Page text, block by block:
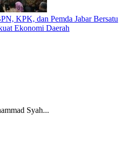
KPK, dan Pemda Jabar Bersatu
Ekonomi Daerah
Syah...